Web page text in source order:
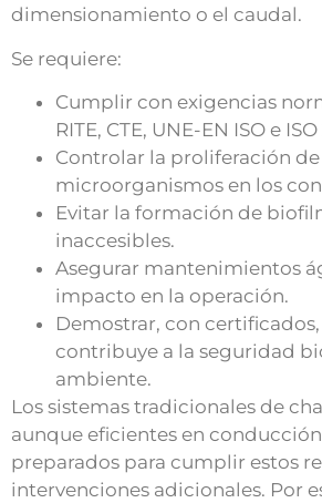
dimensionamiento o el caudal.
Se requiere:
Cumplir con exigencias
RITE, CTE, UNE-EN ISO e ISO
Controlar la proliferación de
microorganismos en los
Evitar la formación de
inaccesibles.
Asegurar mantenimientos
impacto en la operación.
Demostrar, con
contribuye a la seguridad
ambiente.
Los sistemas tradicionales de
aunque eficientes en
preparados para cumplir estos
intervenciones adicionales. Por